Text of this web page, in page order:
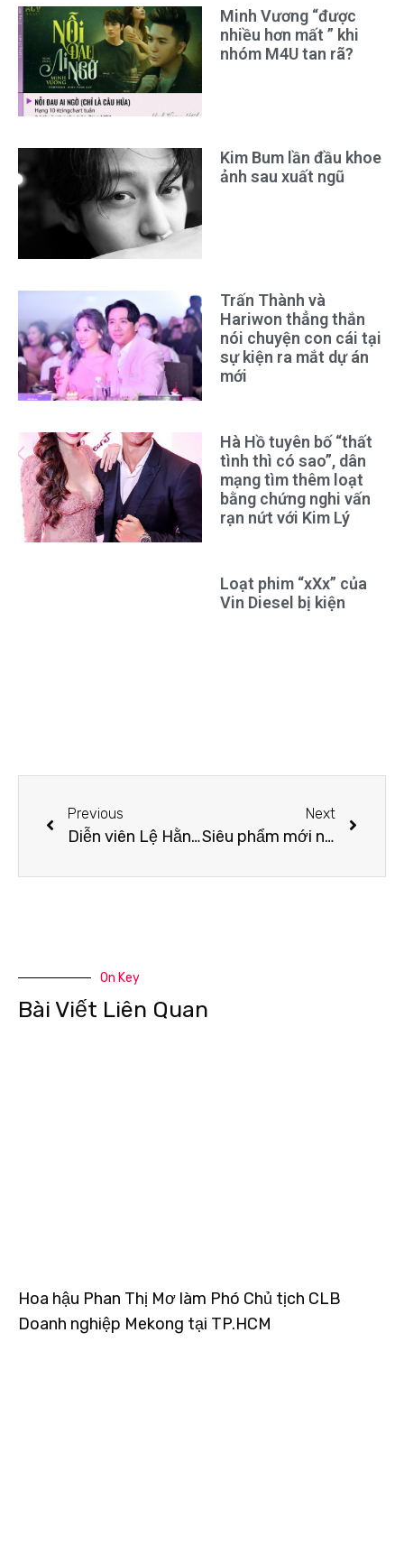
Minh Vương “được
nhiều hơn mất ” khi
nhóm M4U tan rã?
Kim Bum lần đầu khoe
ảnh sau xuất ngũ
Trấn Thành và
Hariwon thẳng thắn
nói chuyện con cái tại
sự kiện ra mắt dự án
mới
Hà Hồ tuyên bố “thất
tình thì có sao”, dân
mạng tìm thêm loạt
bằng chứng nghi vấn
rạn nứt với Kim Lý
Loạt phim “xXx” của
Vin Diesel bị kiện
Previous
Diễn viên Lệ Hằng đã bị cơ quan điều tra theo dõi từ lâu
Next
Siêu phẩm mới nhà Mperla “kỳ diệu” đến mức nào?
On Key
Bài Viết Liên Quan
Hoa hậu Phan Thị Mơ làm Phó Chủ tịch CLB
Doanh nghiệp Mekong tại TP.HCM